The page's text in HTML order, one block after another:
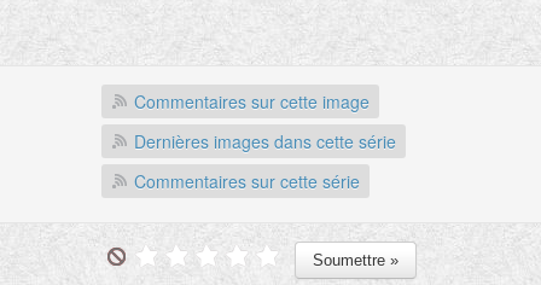
Commentaires sur cette image
Dernières images dans cette série
Commentaires sur cette série